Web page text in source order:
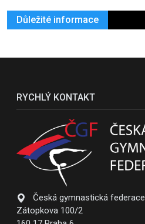
Důležité informace
RYCHLÝ KONTAKT
Česká gymnastická federace
Zátopkova 100/2